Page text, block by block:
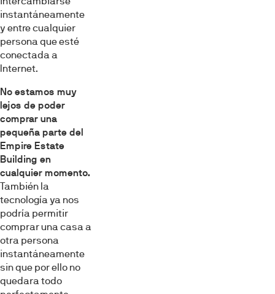
instantáneamente
y entre cualquier
persona que esté
conectada a
Internet.
No estamos muy
lejos de poder
comprar una
pequeña parte del
Empire Estate
Building en
cualquier momento.
También la
tecnología ya nos
podría permitir
comprar una casa a
otra persona
instantáneamente
sin que por ello no
quedara todo